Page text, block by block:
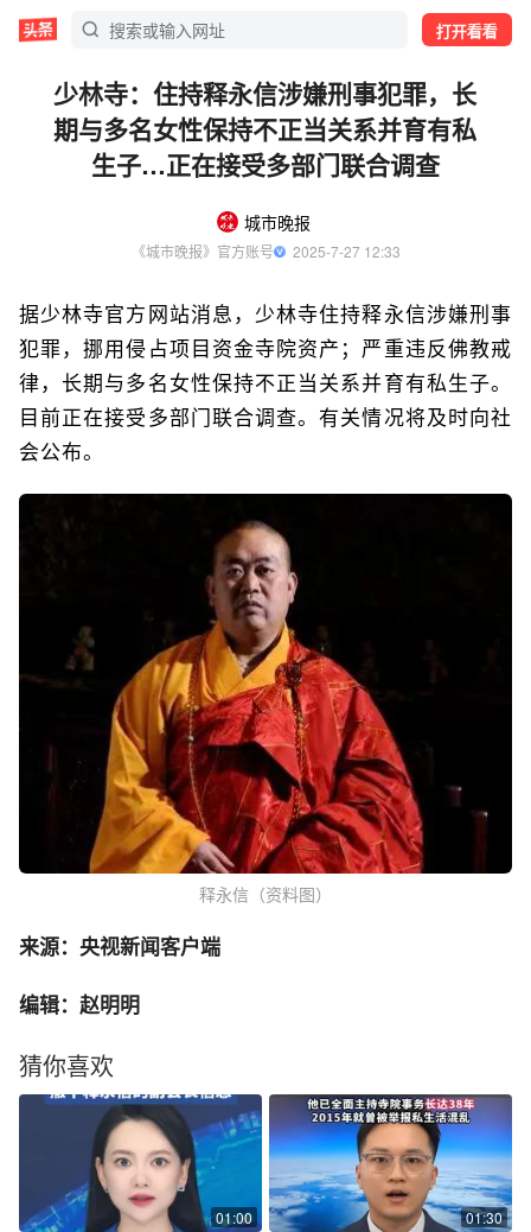
打开看看
少林寺：住持释永信涉嫌刑事犯罪，长
期与多名女性保持不正当关系并育有私
生子…正在接受多部门联合调查
城市晚报
《城市晚报》官方账号
  2025-7-27 12:33
据少林寺官方网站消息，少林寺住持释永信涉嫌刑事
犯罪，挪用侵占项目资金寺院资产；严重违反佛教戒
律，长期与多名女性保持不正当关系并育有私生子。
目前正在接受多部门联合调查。有关情况将及时向社
会公布。
释永信（资料图）
来源：央视新闻客户端
编辑：赵明明
猜你喜欢
01:00 01:30